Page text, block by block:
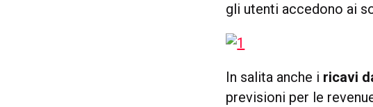
gli utenti accedono ai
In salita anche i ricavi
previsioni per le